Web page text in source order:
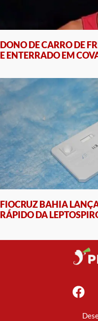
DONO DE CARRO DE
E ENTERRADO EM
FIOCRUZ BAHIA
RÁPIDO DA